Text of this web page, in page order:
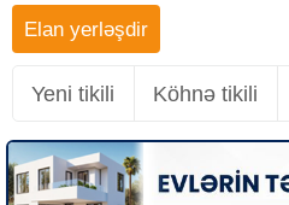
Elan yerləşdir
Yeni tikili Köhnə tikili